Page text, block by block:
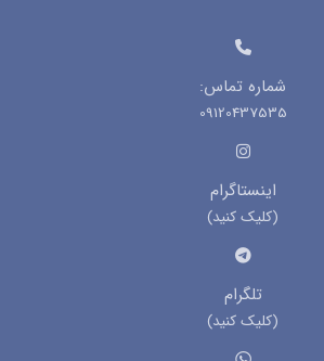
شماره تماس:
09120437535
اینستاگرام
(کلیک کنید)
تلگرام
(کلیک کنید)